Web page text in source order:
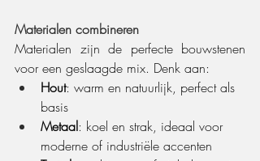
Materialen combineren
Materialen zijn de perfecte bouwstenen
voor een geslaagde mix. Denk aan:
Hout: warm en natuurlijk, perfect als
basis
Metaal: koel en strak, ideaal voor
moderne of industriële accenten